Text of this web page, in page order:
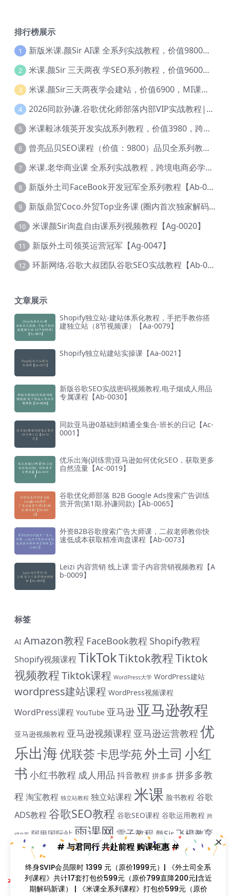
排行榜展示
1 新版米课.颜Sir AI课 全系列实战教程，价值9800，跨境首选！【Ag-0052】
2 米课.颜Sir 三天两夜 学SEO系列教程，价值9600元，跨境人都在学 【Ag-0056】
3 米课.颜Sir三天两夜学会建站，价值6900，MI课甄选课程 【Ag-0055】
4 2026同款孙谦.谷歌优化师部落内部VIP实战教程|价值4999元全网独家解码（官方报名版本）【@034】
5 米课毅冰领英开发实战系列教程，价值3980，跨境必选【Ag-0049】
6 曾亮品贝SEO课程（价值：9800）品贝全系列教程 【Ab-0022】
7 米课.老华商业课 全系列实战教程，跨境电商必学，价值16900元【Ag-0053】
8 新版外土司FaceBook开发冠军全系列教程【Ab-0021】
9 新版鼎贸Coco.外贸Top业务课 (圈内首次独家解码|460节课)【Ag-0091】
10 米课颜Sir询盘自由课系列视频教程【Ag-0020】
11 新版外土司领英运营冠军【Ag-0047】
12 环新网络.谷歌大叔团队谷歌SEO实战教程【Ab-0024】
文章展示
Shopify独立站-建站体系化教程，手把手教你搭
建独立站（8节视频课）【Aa-0079】
Shopify独立站建站实操课【Aa-0021】
新版谷歌SEO实战密码视频教程.电子烟成人用品
专属课程【Ab-0030】
同款亚马逊0基础到精通全集合-班长的日记【Ac-
0001】
优乐出海(训练营)亚马逊如何优化SEO，获取更多
自然流量【Ac-0019】
谷歌优化师部落 B2B Google Ads搜索广告训练
营开营(第1期.孙谦同款)【Ab-0065】
外资B2B谷歌搜索广告大师课，二叔老师教你快
速低成本获取精准询盘课程【Ab-0073】
Leizi 内容营销 线上课 雷子内容营销视频教程【A
b-0009】
标签
AI Amazon教程 FaceBook教程 Shopify教程
Shopify视频课程 TikTokTiktok教程Tiktok
视频教程Tiktok课程 WordPress大学 WordPress建站
wordpress建站课程 WordPress视频课程
WordPress课程 YouTube 亚马逊 亚马逊教程
亚马逊视频教程 亚马逊视频课程 亚马逊运营教程 优
乐出海优联荟卡思学苑外土司 小红
书 小红书教程 成人用品 抖音教程 拼多多 拼多多教
程 淘宝教程 独立站教程 独立站课程 米课 脸书教程 谷歌
ADS教程 谷歌SEO教程 谷歌SEO课程 谷歌运用教程 跨
境B哥 阿里国际站雨课网 雷子教程 颜Sir飞橙教育
Copyright © 2023找课程网- All rights reserved
本站支持课程资源互换，优质课程资源互换请联系微信在线客服：zkcw598 (备
注：课程互换)
# 与君同行 共赴前程 购课钜惠 #
终身SVIP会员限时 1399 元（原价1999元）| 《外土司全系
列课程》共计17套打包价599元（原价799直降200元|含
近期解码新课） | 《米课全系列课程》打包价599元（原价
699直降100元|含近期解码新课） | 《帮课大学全系列课
程》打包价599元（原价799直降200元|含近期解码新
课） | 《卡思学范全系列教程》打包价499元（原价799直